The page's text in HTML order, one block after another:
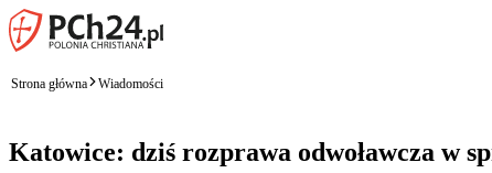
Strona główna Wiadomości
Katowice: dziś rozprawa odwoławcza w